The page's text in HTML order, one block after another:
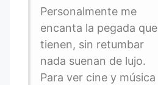
Personalmente me
encanta la pegada que
tienen, sin retumbar
nada suenan de lujo.
Para ver cine y música